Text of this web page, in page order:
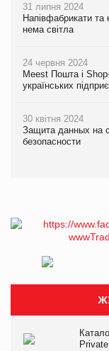
31 липня 2024
Напівфабрикати та
нема світла
24 червня 2024
Meest Пошта і
українських
30 квітня 2024
Защита данных на
безопасности